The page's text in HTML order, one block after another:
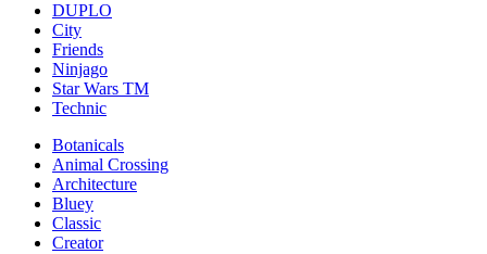
DUPLO
City
Friends
Ninjago
Star Wars TM
Technic
Botanicals
Animal Crossing
Architecture
Bluey
Classic
Creator